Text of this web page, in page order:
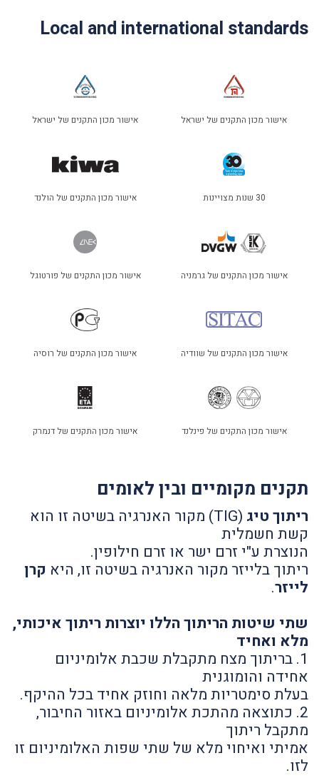
Local and international standards
אישור מכון התקנים של ישראל אישור מכון התקנים של ישראל
30 שנות מצויינות אישור מכון התקנים של הולנד
אישור מכון התקנים של גרמניה אישור מכון התקנים של פורטוגל
אישור מכון התקנים של שוודיה אישור מכון התקנים של רוסיה
אישור מכון התקנים של פינלנד אישור מכון התקנים של דנמרק
תקנים מקומיים ובין לאומים
ריתוך טיג
(TIG) מקור האנרגיה בשיטה זו הוא
קשת חשמלית
הנוצרת ע"י זרם ישר או זרם חילופין.
ריתוך בלייזר מקור האנרגיה בשיטה זו, היא קרן
לייזר.
שתי שיטות הריתוך הללו יוצרות ריתוך איכותי,
מלא ואחיד
1. בריתוך מצח מתקבלת שכבת אלומיניום
אחידה והומוגנית
בעלת סימטריות מלאה וחוזק אחיד בכל ההיקף.
2. כתוצאה מהתכת אלומיניום באזור החיבור,
מתקבל ריתוך
אמיתי ואיחוי מלא של שתי שפות האלומיניום זו
לזו.